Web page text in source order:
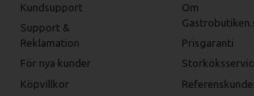
Kundsupport
Support &
Reklamation
För nya kunder
Köpvillkor
Om
Prisgaranti